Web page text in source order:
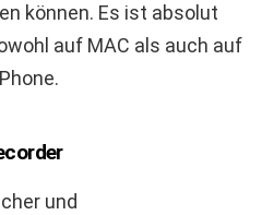
können. Es ist absolut
auf MAC als auch auf
und